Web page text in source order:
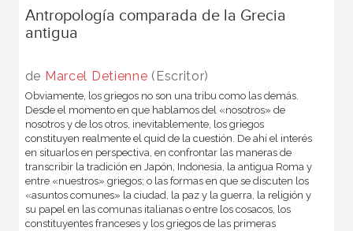
Antropología comparada de la Grecia
antigua
de Marcel Detienne (Escritor)
Obviamente, los griegos no son una tribu como las demás.
Desde el momento en que hablamos del «nosotros» de
nosotros y de los otros, inevitablemente, los griegos
constituyen realmente el quid de la cuestión. De ahí el interés
en situarlos en perspectiva, en confrontar las maneras de
transcribir la tradición en Japón, Indonesia, la antigua Roma y
entre «nuestros» griegos; o las formas en que se discuten los
«asuntos comunes» la ciudad, la paz y la guerra, la religión y
su papel en las comunas italianas o entre los cosacos, los
constituyentes franceses y los griegos de las primeras